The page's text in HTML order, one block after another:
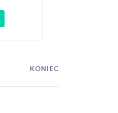
KONIEC